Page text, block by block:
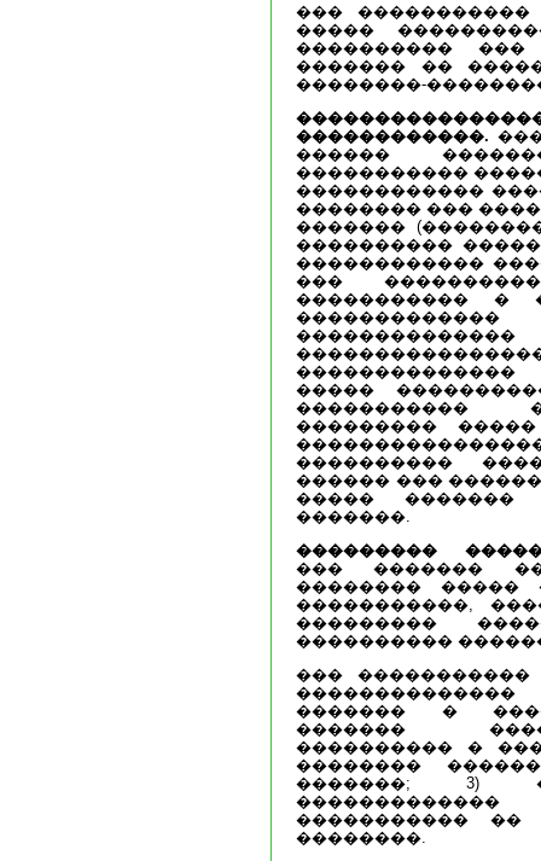
��� �����������
�����
���������� ���
������� ��
��������-
������������.
������
�����������
������������
�������� ���
�������
����������
������������
���
����������� �
�����
�����������
���������
����������
������ ���
����� �������
�������.
���������
��� �������
�������� �����
�����������,
���������
����������
��� �����������
������� �
�������
���������� �
��������
�������; 3)
�����������
��������.